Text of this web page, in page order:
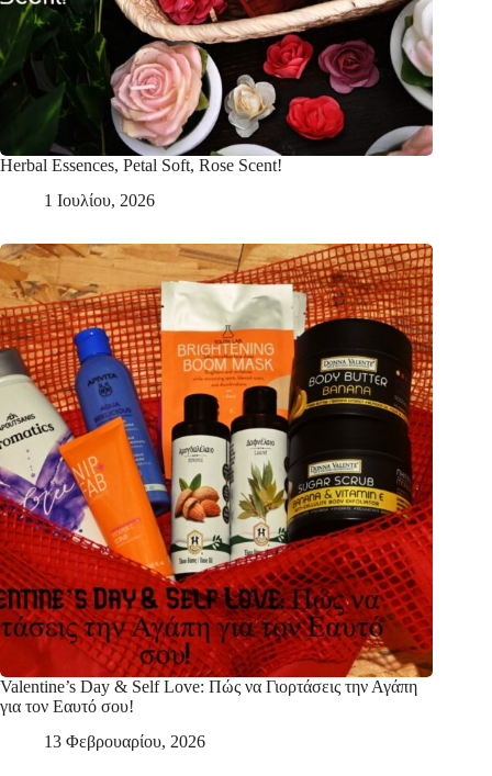
Herbal Essences, Petal Soft, Rose Scent!
1 Ιουλίου, 2026
Valentine’s Day & Self Love: Πώς να Γιορτάσεις την Αγάπη
για τον Εαυτό σου!
13 Φεβρουαρίου, 2026